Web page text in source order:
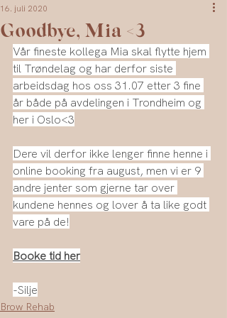
Goodbye, Mia <3
16. juli 2020
Vår fineste kollega Mia skal flytte hjem
til Trøndelag og har derfor siste
arbeidsdag hos oss 31.07 etter 3 fine
år både på avdelingen i Trondheim og
her i Oslo<3
Dere vil derfor ikke lenger finne henne i
online booking fra august, men vi er 9
andre jenter som gjerne tar over
kundene hennes og lover å ta like godt
vare på de!
Booke tid her
-Silje
Brow Rehab